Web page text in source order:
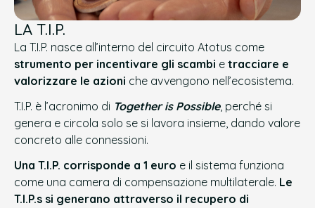
LA T.I.P.
La T.I.P. nasce all’interno del circuito Atotus come
strumento per incentivare gli scambi e tracciare e
valorizzare le azioni che avvengono nell’ecosistema.
T.I.P. è l’acronimo di Together is Possible, perché si
genera e circola solo se si lavora insieme, dando valore
concreto alle connessioni.
Una T.I.P. corrisponde a 1 euro e il sistema funziona
come una camera di compensazione multilaterale. Le
T.I.P.s si generano attraverso il recupero di